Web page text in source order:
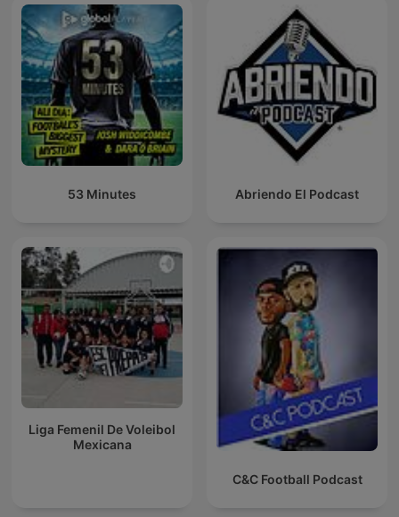
53 Minutes Abriendo El Podcast
Liga Femenil De Voleibol
Mexicana
C&C Football Podcast